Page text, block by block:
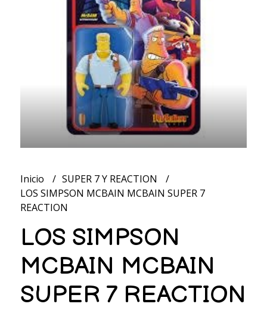
Inicio
SUPER 7 Y REACTION
LOS SIMPSON MCBAIN MCBAIN SUPER 7
REACTION
LOS SIMPSON
MCBAIN MCBAIN
SUPER 7 REACTION